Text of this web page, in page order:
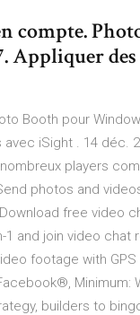
compte.
Booth pour
iSight . 14 déc.
players
photos and
Download free
1 and join video
footage with
Minimum:
builders to